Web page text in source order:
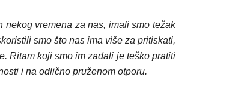
nekog vremena za nas, imali smo težak
smo što nas ima više za pritiskati,
Ritam koji smo im zadali je teško pratiti
i na odlično pruženom otporu.